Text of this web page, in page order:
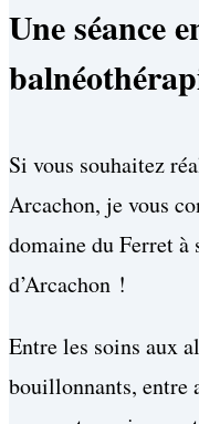
Une séance
Si vous souhaitez
Arcachon, je vous
domaine du Ferret à
d’Arcachon !
Entre les soins aux
bouillonnants, entre